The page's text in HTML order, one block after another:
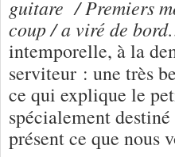
guitare / Premiers
coup / a viré de
intemporelle, à la
serviteur : une très
ce qui explique le
spécialement
présent ce que nous